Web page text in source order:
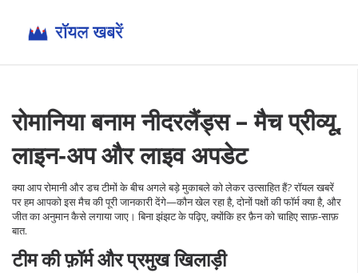
रोमानिया बनाम नीदरलैंड्स – मैच प्रीव्यू,
लाइन‑अप और लाइव अपडेट
क्या आप रोमानी और डच टीमों के बीच अगले बड़े मुकाबले को लेकर उत्साहित हैं? रॉयल खबरें
पर हम आपको इस मैच की पूरी जानकारी देंगे—कौन खेल रहा है, दोनों पक्षों की फॉर्म क्या है, और
जीत का अनुमान कैसे लगाया जाए। बिना झंझट के पढ़िए, क्योंकि हर फ़ैन को चाहिए साफ़‑साफ़
बात.
टीम की फ़ॉर्म और प्रमुख खिलाड़ी